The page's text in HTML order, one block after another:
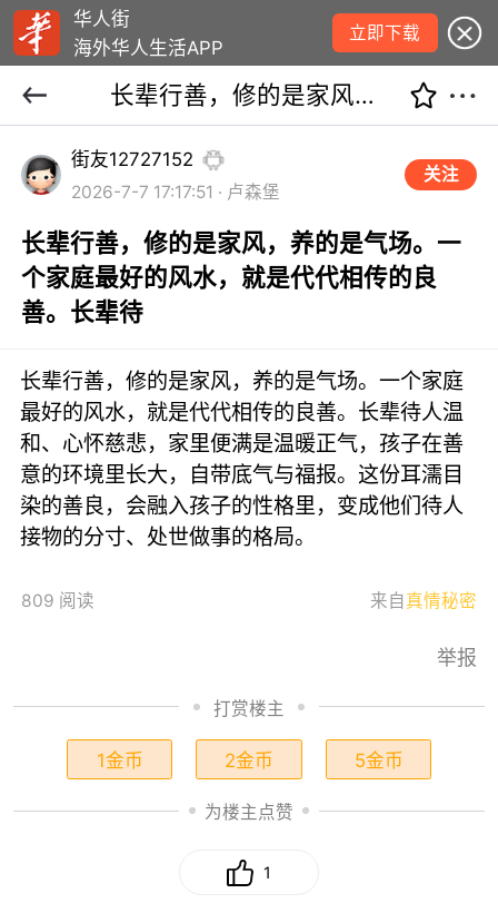
华人街
海外华人生活APP
立即下载
长辈行善，修的是家风，养的是气场。一个家庭最好的风水，就是代代相传的良善。长辈待
街友12727152
2026-7-7 17:17:51 · 卢森堡
关注
长辈行善，修的是家风，养的是气场。一
个家庭最好的风水，就是代代相传的良
善。长辈待
长辈行善，修的是家风，养的是气场。一个家庭
最好的风水，就是代代相传的良善。长辈待人温
和、心怀慈悲，家里便满是温暖正气，孩子在善
意的环境里长大，自带底气与福报。这份耳濡目
染的善良，会融入孩子的性格里，变成他们待人
接物的分寸、处世做事的格局。
809 阅读 来自真情秘密
举报
打赏楼主
1金币 2金币 5金币
为楼主点赞
1